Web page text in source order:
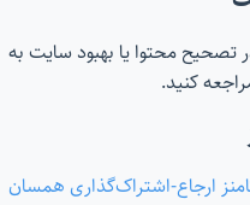
تصحیح محتوا یا بهبود سایت به
کنید.
ارجاع-اشتراک‌گذاری همسان